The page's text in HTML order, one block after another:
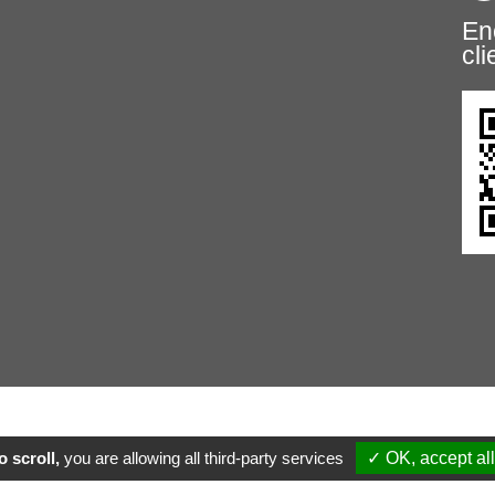
|PRM-Taiwan |Designed by Polaris
scroll,you are allowing all third-party services ✓ OK, accept all